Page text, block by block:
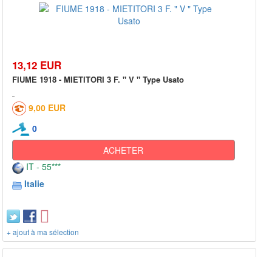
13,12 EUR
FIUME 1918 - MIETITORI 3 F. " V " Type Usato
9,00 EUR
0
ACHETER
IT - 55***
Italie
+ ajout à ma sélection